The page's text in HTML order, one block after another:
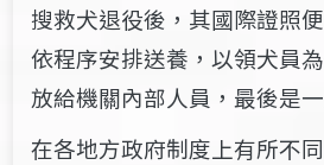
搜救犬退役後，其國際證照
依程序安排送養，以領犬員
放給機關內部人員，最後是
在各地方政府制度上有所不